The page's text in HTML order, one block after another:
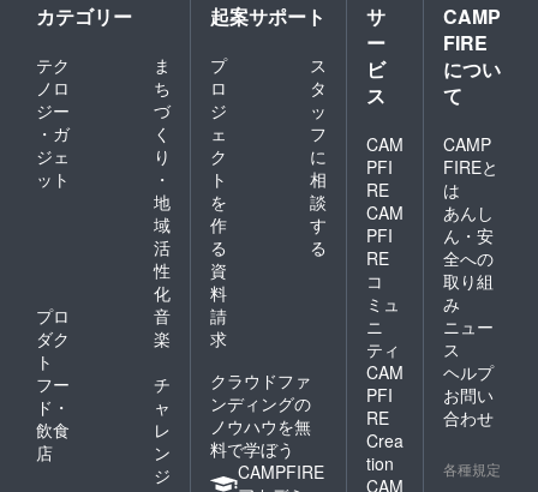
カテゴリー
テク
ノロ
ジー
・ガ
ジェ
ット
ま
ち
づ
く
り
・
地
域
活
性
化
プロ
ダク
ト
音
楽
フー
ド・
飲食
店
チ
ャ
レ
ン
ジ
起案サポート
プ
ロ
ジ
ェ
ク
ト
を
作
る
ス
タ
ッ
フ
に
相
談
す
る
資
料
請
求
クラウドファ
ンディングの
ノウハウを無
料で学ぼう
CAMPFIRE
サ
ー
ビ
ス
CAM
PFI
RE
CAM
PFI
RE
コ
ミュ
ニ
ティ
CAM
PFI
RE
Crea
tion
CAM
CAMP
FIRE
につい
て
CAMP
FIREと
は
あんし
ん・安
全への
取り組
み
ニュー
ス
ヘルプ
お問い
合わせ
各種規定